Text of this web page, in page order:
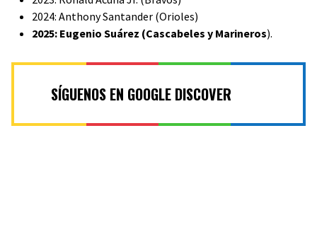
2024: Anthony Santander (Orioles)
2025: Eugenio Suárez (Cascabeles y Marineros).
SÍGUENOS EN GOOGLE DISCOVER